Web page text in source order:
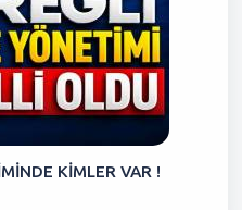
KİMLER VAR !